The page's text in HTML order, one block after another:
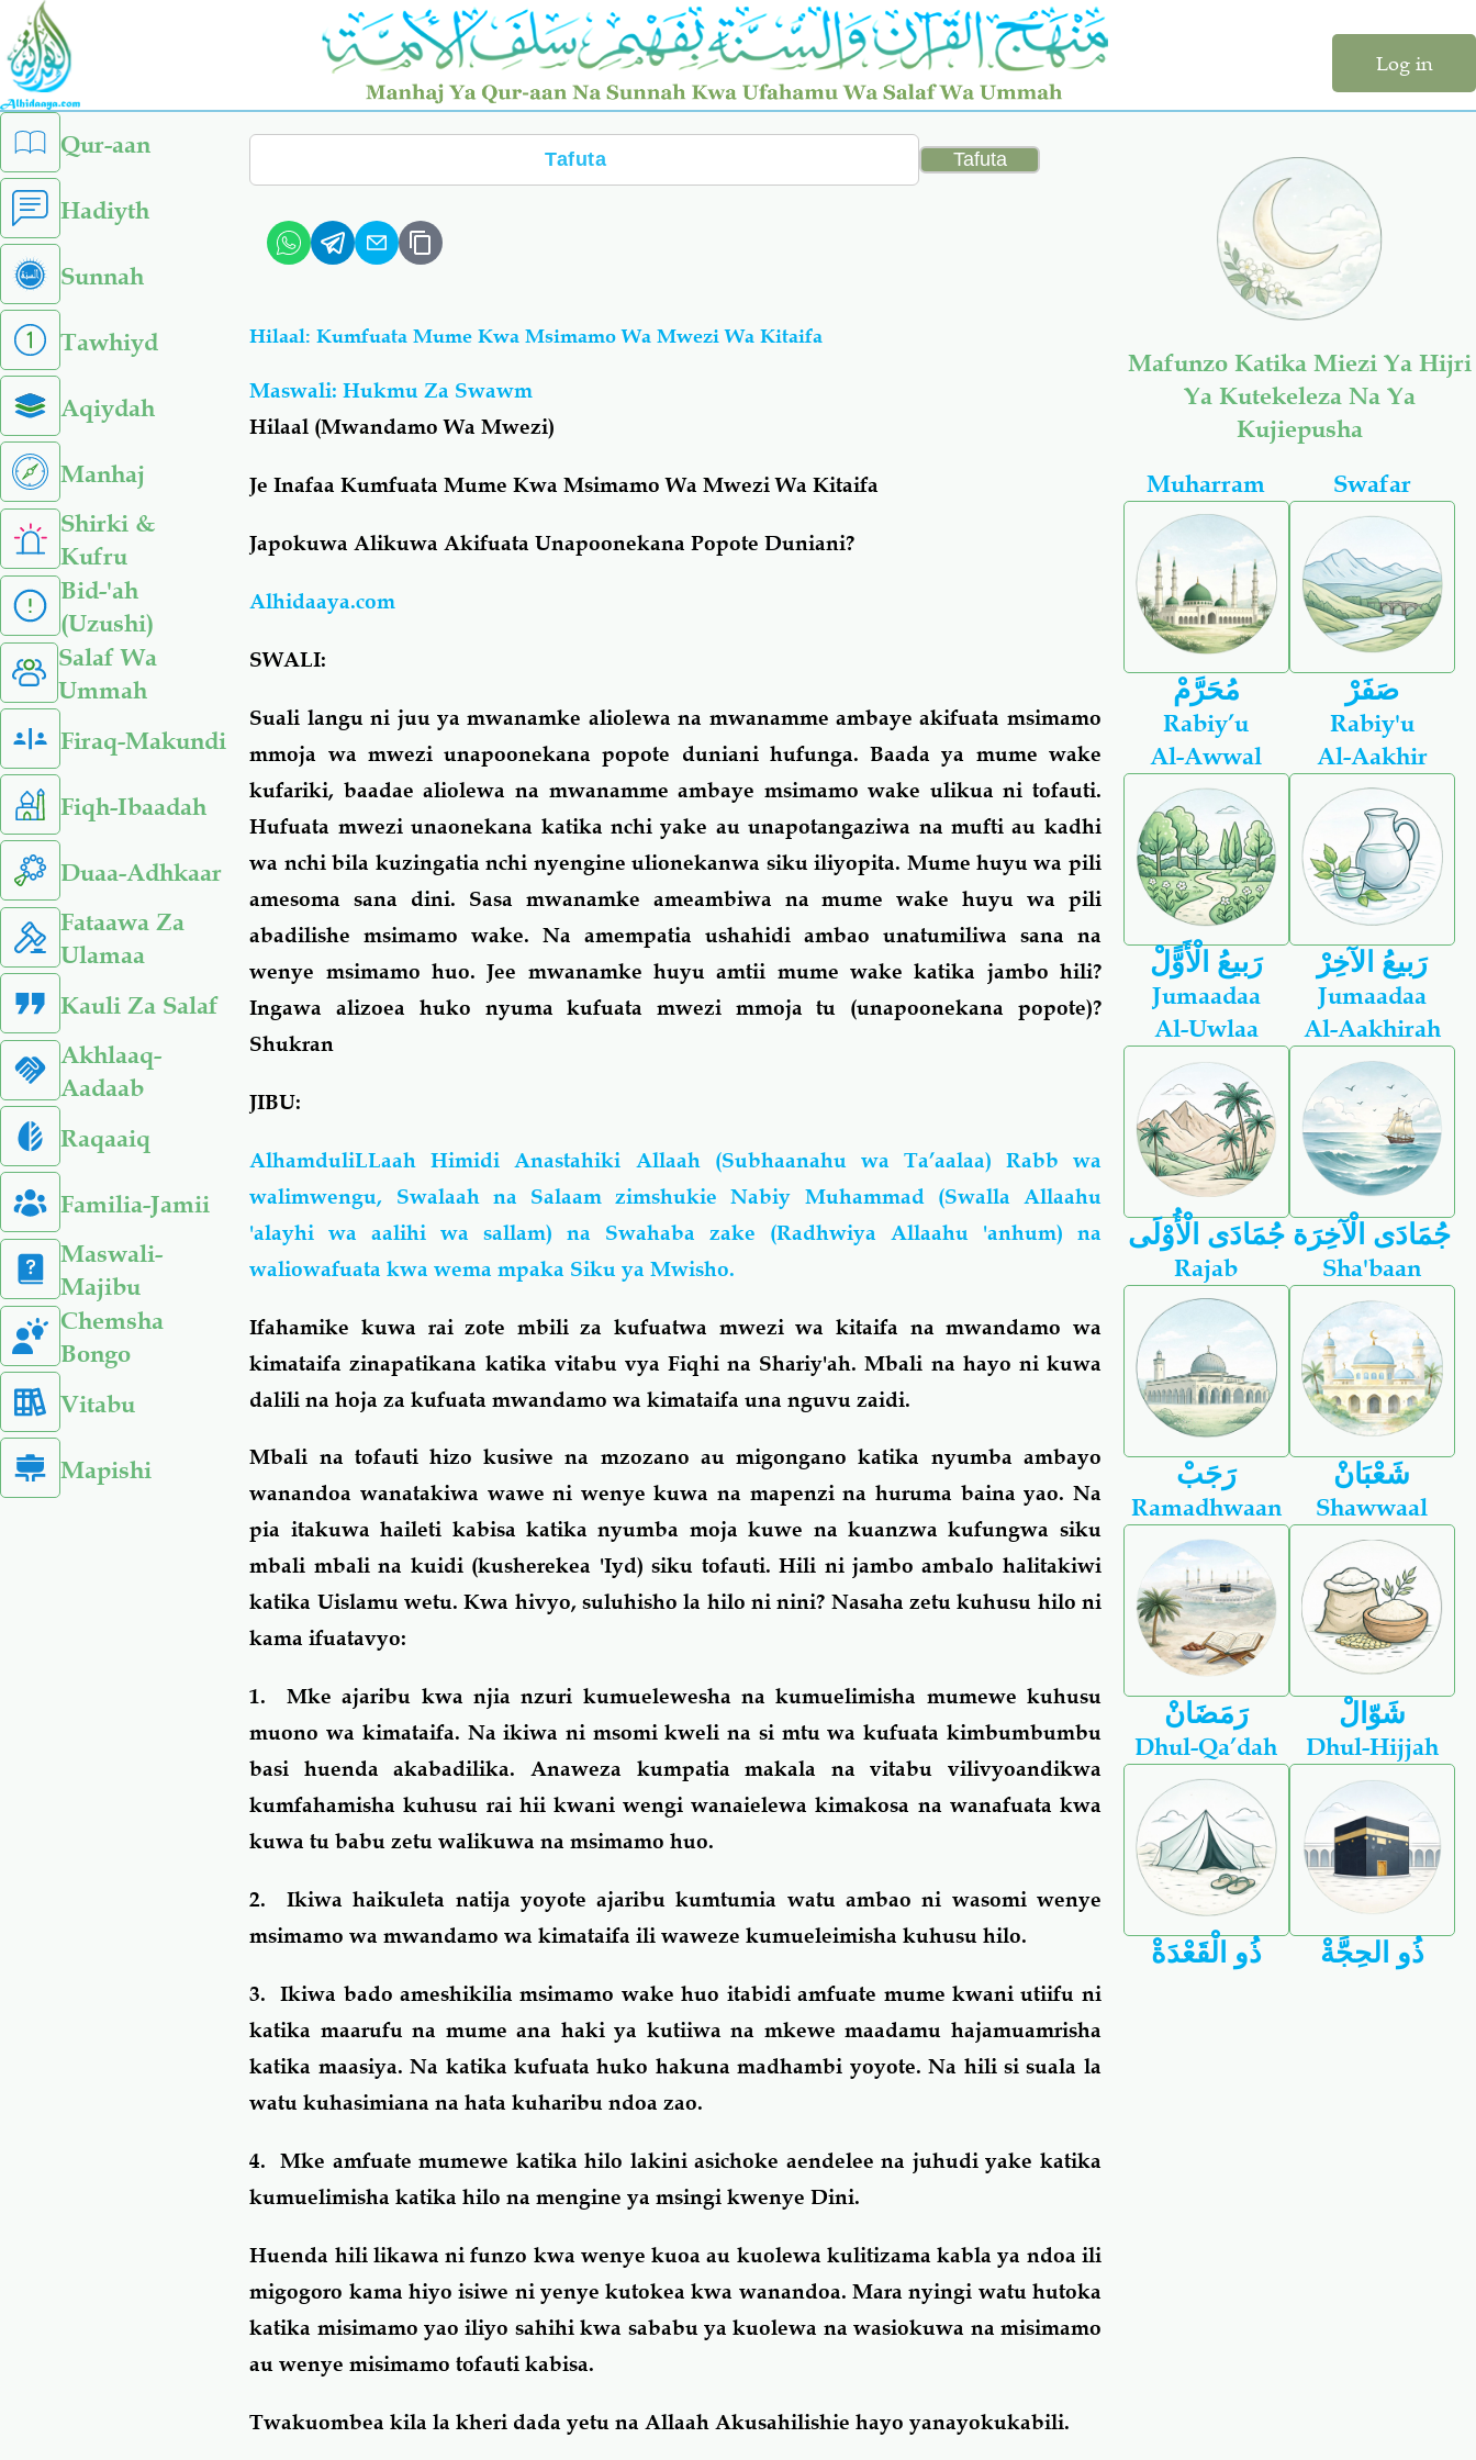
Skip
main
content
Log in
left
sidebar
menu
Qur-aan
Hadiyth
Sunnah
Tawhiyd
Aqiydah
Manhaj
Shirki &
Kufru
Bid-'ah
(Uzushi)
Salaf Wa
Ummah
Firaq-Makundi
Fiqh-Ibaadah
Duaa-Adhkaar
Fataawa Za
Ulamaa
Kauli Za Salaf
Akhlaaq-
Aadaab
Raqaaiq
Familia-Jamii
Maswali-
Majibu
Chemsha
Bongo
Vitabu
Mapishi
Search
Hilaal: Kumfuata Mume Kwa Msimamo Wa Mwezi Wa Kitaifa
Maswali: Hukmu Za Swawm
Hilaal (Mwandamo Wa Mwezi)
Je Inafaa Kumfuata Mume Kwa Msimamo Wa Mwezi Wa Kitaifa
Japokuwa Alikuwa Akifuata Unapoonekana Popote Duniani?
Alhidaaya.com
SWALI:
Suali langu ni juu ya mwanamke aliolewa na mwanamme ambaye akifuata msimamo
mmoja wa mwezi unapoonekana popote duniani hufunga. Baada ya mume wake
kufariki, baadae aliolewa na mwanamme ambaye msimamo wake ulikua ni tofauti.
Hufuata mwezi unaonekana katika nchi yake au unapotangaziwa na mufti au kadhi
wa nchi bila kuzingatia nchi nyengine ulionekanwa siku iliyopita. Mume huyu wa pili
amesoma sana dini. Sasa mwanamke ameambiwa na mume wake huyu wa pili
abadilishe msimamo wake. Na amempatia ushahidi ambao unatumiliwa sana na
wenye msimamo huo. Jee mwanamke huyu amtii mume wake katika jambo hili?
Ingawa alizoea huko nyuma kufuata mwezi mmoja tu (unapoonekana popote)?
Shukran
JIBU:
AlhamduliLLaah Himidi Anastahiki Allaah (Subhaanahu wa Ta’aalaa) Rabb wa
walimwengu, Swalaah na Salaam zimshukie Nabiy Muhammad (Swalla Allaahu
'alayhi wa aalihi wa sallam) na Swahaba zake (Radhwiya Allaahu 'anhum) na
waliowafuata kwa wema mpaka Siku ya Mwisho.
Ifahamike kuwa rai zote mbili za kufuatwa mwezi wa kitaifa na mwandamo wa
kimataifa zinapatikana katika vitabu vya Fiqhi na Shariy'ah. Mbali na hayo ni kuwa
dalili na hoja za kufuata mwandamo wa kimataifa una nguvu zaidi.
Mbali na tofauti hizo kusiwe na mzozano au migongano katika nyumba ambayo
wanandoa wanatakiwa wawe ni wenye kuwa na mapenzi na huruma baina yao. Na
pia itakuwa haileti kabisa katika nyumba moja kuwe na kuanzwa kufungwa siku
mbali mbali na kuidi (kusherekea 'Iyd) siku tofauti. Hili ni jambo ambalo halitakiwi
katika Uislamu wetu. Kwa hivyo, suluhisho la hilo ni nini? Nasaha zetu kuhusu hilo ni
kama ifuatavyo:
1. Mke ajaribu kwa njia nzuri kumuelewesha na kumuelimisha mumewe kuhusu
muono wa kimataifa. Na ikiwa ni msomi kweli na si mtu wa kufuata kimbumbumbu
basi huenda akabadilika. Anaweza kumpatia makala na vitabu vilivyoandikwa
kumfahamisha kuhusu rai hii kwani wengi wanaielewa kimakosa na wanafuata kwa
kuwa tu babu zetu walikuwa na msimamo huo.
2. Ikiwa haikuleta natija yoyote ajaribu kumtumia watu ambao ni wasomi wenye
msimamo wa mwandamo wa kimataifa ili waweze kumueleimisha kuhusu hilo.
3. Ikiwa bado ameshikilia msimamo wake huo itabidi amfuate mume kwani utiifu ni
katika maarufu na mume ana haki ya kutiiwa na mkewe maadamu hajamuamrisha
katika maasiya. Na katika kufuata huko hakuna madhambi yoyote. Na hili si suala la
watu kuhasimiana na hata kuharibu ndoa zao.
4. Mke amfuate mumewe katika hilo lakini asichoke aendelee na juhudi yake katika
kumuelimisha katika hilo na mengine ya msingi kwenye Dini.
Huenda hili likawa ni funzo kwa wenye kuoa au kuolewa kulitizama kabla ya ndoa ili
migogoro kama hiyo isiwe ni yenye kutokea kwa wanandoa. Mara nyingi watu hutoka
katika misimamo yao iliyo sahihi kwa sababu ya kuolewa na wasiokuwa na misimamo
au wenye misimamo tofauti kabisa.
Twakuombea kila la kheri dada yetu na Allaah Akusahilishie hayo yanayokukabili.
Mafunzo Katika Miezi Ya Hijri
Ya Kutekeleza Na Ya
Kujiepusha
Muharram
مُحَرَّمْ
Swafar
صَفَرْ
Rabiy’u
Al-Awwal
رَبيعُ الْأَوًّلْ
Rabiy'u
Al-Aakhir
رَبيعُ الآخِرْ
Jumaadaa
Al-Uwlaa
جُمَادَى الْأُوْلَى
Jumaadaa
Al-Aakhirah
جُمَادَى الْآخِرَة
Rajab
رَجَبْ
Sha'baan
شَعْبَانْ
Ramadhwaan
رَمَضَانْ
Shawwaal
شَوّالْ
Dhul-Qa’dah
ذُو الْقَعْدَةْ
Dhul-Hijjah
ذُو الحِجَّةْ